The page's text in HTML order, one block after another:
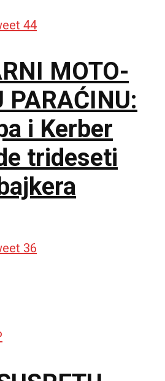
44
MOTO-
PARAĆINU:
i Kerber
trideseti
36